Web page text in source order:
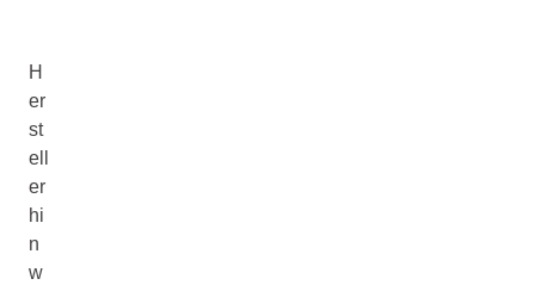
H
er
st
ell
er
hi
n
w